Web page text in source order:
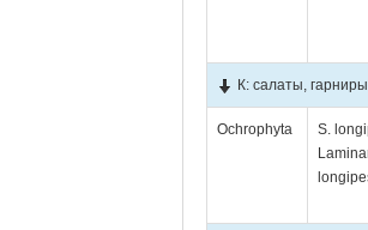
К: салаты,
Ochrophyta
S.